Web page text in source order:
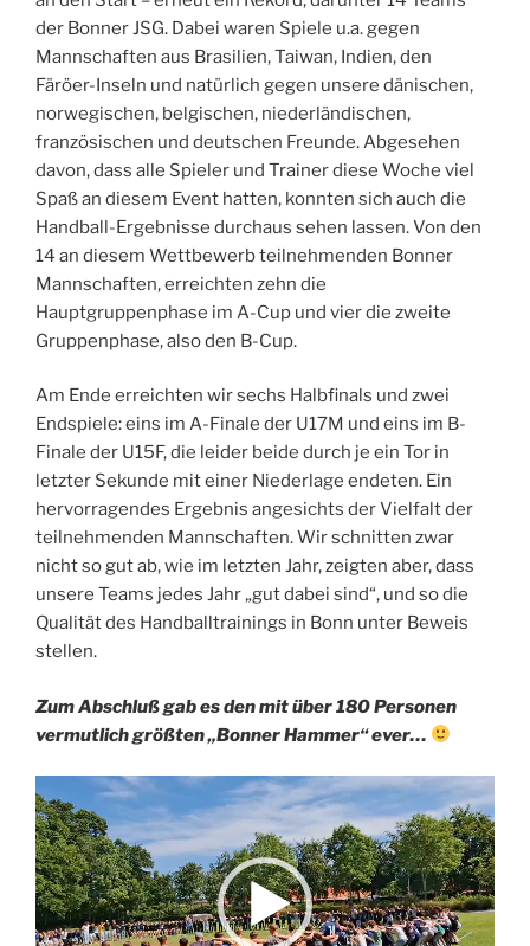
der Bonner JSG. Dabei waren Spiele u.a. gegen
Mannschaften aus Brasilien, Taiwan, Indien, den
Färöer-Inseln und natürlich gegen unsere dänischen,
norwegischen, belgischen, niederländischen,
französischen und deutschen Freunde. Abgesehen
davon, dass alle Spieler und Trainer diese Woche viel
Spaß an diesem Event hatten, konnten sich auch die
Handball-Ergebnisse durchaus sehen lassen. Von den
14 an diesem Wettbewerb teilnehmenden Bonner
Mannschaften, erreichten zehn die
Hauptgruppenphase im A-Cup und vier die zweite
Gruppenphase, also den B-Cup.
Am Ende erreichten wir sechs Halbfinals und zwei
Endspiele: eins im A-Finale der U17M und eins im B-
Finale der U15F, die leider beide durch je ein Tor in
letzter Sekunde mit einer Niederlage endeten. Ein
hervorragendes Ergebnis angesichts der Vielfalt der
teilnehmenden Mannschaften. Wir schnitten zwar
nicht so gut ab, wie im letzten Jahr, zeigten aber, dass
unsere Teams jedes Jahr „gut dabei sind“, und so die
Qualität des Handballtrainings in Bonn unter Beweis
stellen.
Zum Abschluß gab es den mit über 180 Personen
vermutlich größten „Bonner Hammer“ ever…
Video-
Player